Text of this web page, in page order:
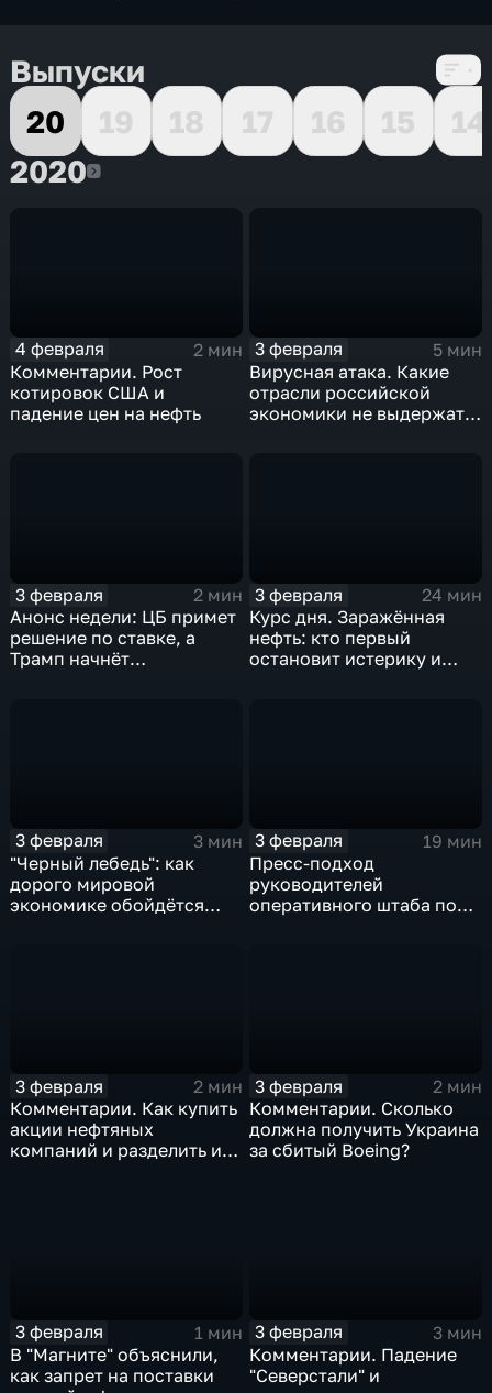
Выпуски
20
19 18 17 16 15
14
20202020
4 февраля
2 мин
Комментарии. Рост
котировок США и
падение цен на нефть
3 февраля
5 мин
Вирусная атака. Какие
отрасли российской
экономики не выдержат
3 февраля
2 мин
Анонс недели: ЦБ примет
решение по ставке, а
Трамп начнёт
3 февраля
24 мин
Курс дня. Заражённая
нефть: кто первый
остановит истерику и
3 февраля
3 мин
"Черный лебедь": как
дорого мировой
экономике обойдётся
3 февраля
19 мин
Пресс-подход
руководителей
оперативного штаба по
3 февраля
2 мин
Комментарии. Как купить
акции нефтяных
компаний и разделить их
3 февраля
2 мин
Комментарии. Сколько
должна получить Украина
за сбитый Boeing?
3 февраля
1 мин
В "Магните" объяснили,
как запрет на поставки
3 февраля
3 мин
Комментарии. Падение
"Северстали" и